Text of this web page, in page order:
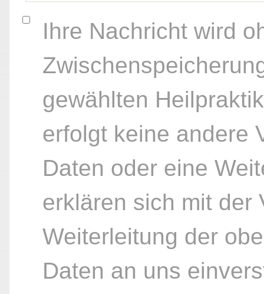
Ihre Nachricht wird
gewählten
erfolgt keine andere
Daten oder eine
erklären sich mit der
Weiterleitung der
Daten an uns